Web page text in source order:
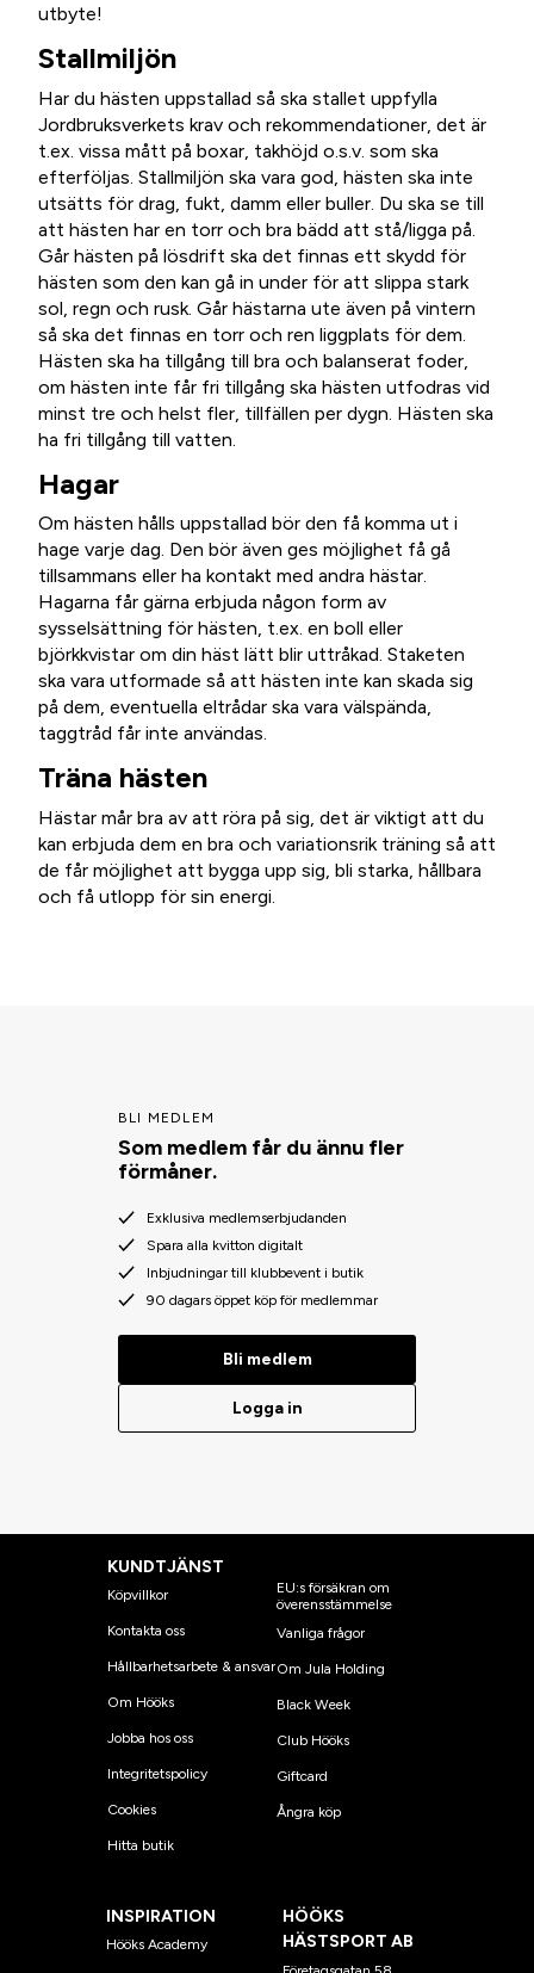
utbyte!
Stallmiljön
Har du hästen uppstallad så ska stallet uppfylla
Jordbruksverkets krav och rekommendationer, det är
t.ex. vissa mått på boxar, takhöjd o.s.v. som ska
efterföljas. Stallmiljön ska vara god, hästen ska inte
utsätts för drag, fukt, damm eller buller. Du ska se till
att hästen har en torr och bra bädd att stå/ligga på.
Går hästen på lösdrift ska det finnas ett skydd för
hästen som den kan gå in under för att slippa stark
sol, regn och rusk. Går hästarna ute även på vintern
så ska det finnas en torr och ren liggplats för dem.
Hästen ska ha tillgång till bra och balanserat foder,
om hästen inte får fri tillgång ska hästen utfodras vid
minst tre och helst fler, tillfällen per dygn. Hästen ska
ha fri tillgång till vatten.
Hagar
Om hästen hålls uppstallad bör den få komma ut i
hage varje dag. Den bör även ges möjlighet få gå
tillsammans eller ha kontakt med andra hästar.
Hagarna får gärna erbjuda någon form av
sysselsättning för hästen, t.ex. en boll eller
björkkvistar om din häst lätt blir uttråkad. Staketen
ska vara utformade så att hästen inte kan skada sig
på dem, eventuella eltrådar ska vara välspända,
taggtråd får inte användas.
Träna hästen
Hästar mår bra av att röra på sig, det är viktigt att du
kan erbjuda dem en bra och variationsrik träning så att
de får möjlighet att bygga upp sig, bli starka, hållbara
och få utlopp för sin energi.
BLI MEDLEM
Som medlem får du ännu fler
förmåner.
Exklusiva medlemserbjudanden
Spara alla kvitton digitalt
Inbjudningar till klubbevent i butik
90 dagars öppet köp för medlemmar
Bli medlem
Logga in
KUNDTJÄNST
Köpvillkor
Kontakta oss
Hållbarhetsarbete & ansvar
Om Hööks
Jobba hos oss
Integritetspolicy
Cookies
Hitta butik
EU:s försäkran om
överensstämmelse
Vanliga frågor
Om Jula Holding
Black Week
Club Hööks
Giftcard
Ångra köp
INSPIRATION
Hööks Academy
HÖÖKS
HÄSTSPORT AB